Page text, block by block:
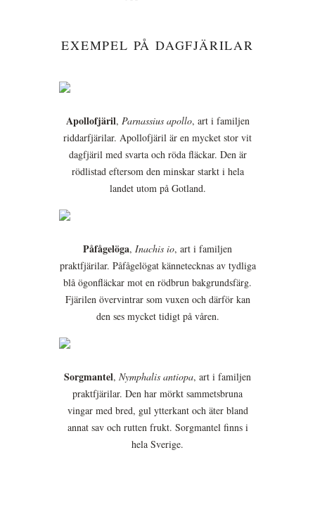
EXEMPEL PÅ DAGFJÄRILAR
Apollofjäril, Parnassius apollo, art i familjen
riddarfjärilar. Apollofjäril är en mycket stor vit
dagfjäril med svarta och röda fläckar. Den är
rödlistad eftersom den minskar starkt i hela
landet utom på Gotland.
Påfågelöga, Inachis io, art i familjen
praktfjärilar. Påfågelögat kännetecknas av tydliga
blå ögonfläckar mot en rödbrun bakgrundsfärg.
Fjärilen övervintrar som vuxen och därför kan
den ses mycket tidigt på våren.
Sorgmantel, Nymphalis antiopa, art i familjen
praktfjärilar. Den har mörkt sammetsbruna
vingar med bred, gul ytterkant och äter bland
annat sav och rutten frukt. Sorgmantel finns i
hela Sverige.